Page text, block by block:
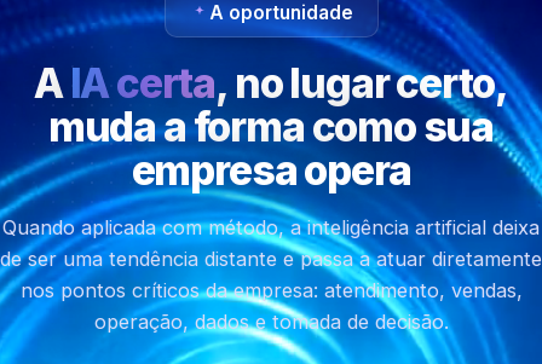
A oportunidade
AIA certa, no lugar certo,
muda a forma como sua
empresa opera
Quando aplicada com método, a inteligência artificial deixa
de ser uma tendência distante e passa a atuar diretamente
nos pontos críticos da empresa: atendimento, vendas,
operação, dados e tomada de decisão.